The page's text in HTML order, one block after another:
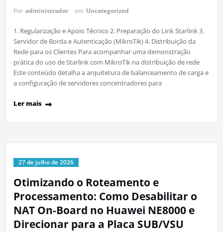
Por administrador em Uncategorized
1. Regularização e Apoio Técnico 2. Preparação do Link Starlink 3.
Servidor de Borda e Autenticação (MikroTik) 4. Distribuição da
Rede para os Clientes Para acompanhar uma demonstração
prática do uso de Starlink com MikroTik na distribuição de rede
Este conteúdo detalha a arquitetura de balanceamento de carga e
a configuração de servidores concentradores para
Ler mais
27 de julho de 2026
Otimizando o Roteamento e
Processamento: Como Desabilitar o
NAT On-Board no Huawei NE8000 e
Direcionar para a Placa SUB/VSU